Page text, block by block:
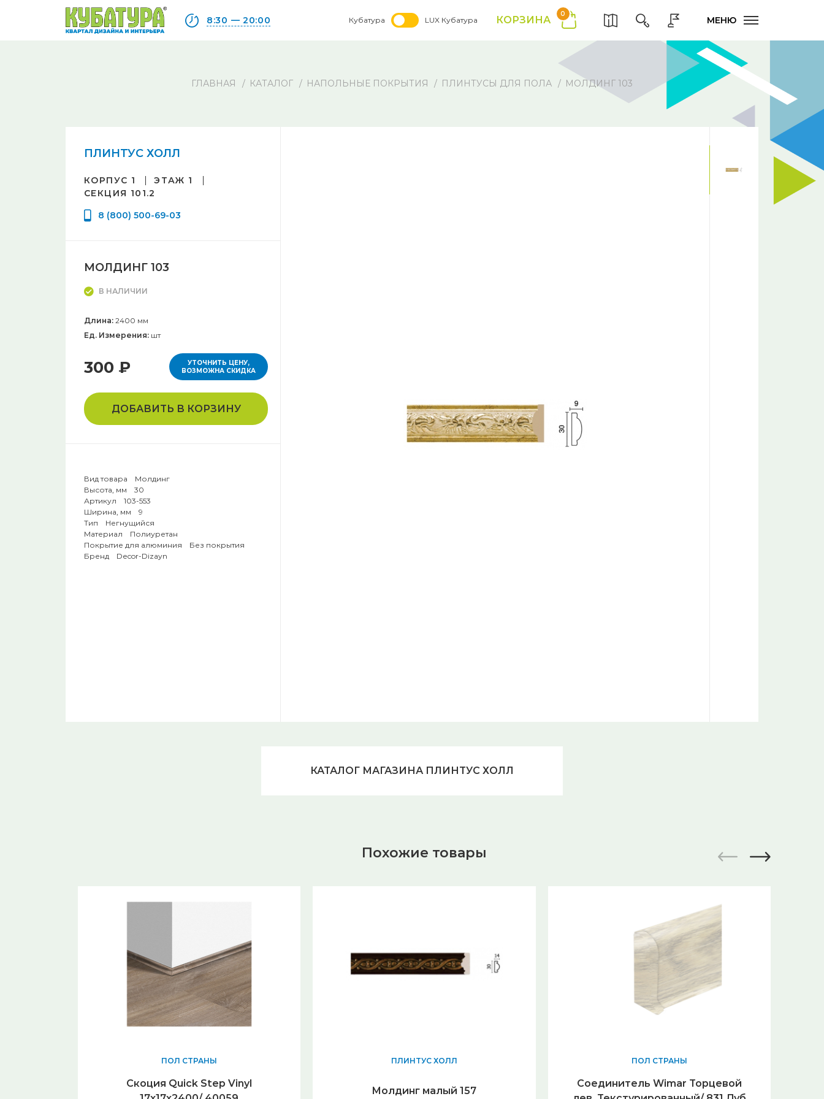
8:30 — 20:00 Кубатура LUX Кубатура КОРЗИНА
0
МЕНЮ
ГЛАВНАЯ КАТАЛОГ НАПОЛЬНЫЕ ПОКРЫТИЯ ПЛИНТУСЫ ДЛЯ ПОЛА МОЛДИНГ 103
ПЛИНТУС ХОЛЛ
КОРПУС 1
ЭТАЖ 1
СЕКЦИЯ 101.2
8 (800) 500-69-03
МОЛДИНГ 103
В НАЛИЧИИ
Длина: 2400 мм
Ед. Измерения: шт
300 ₽
УТОЧНИТЬ ЦЕНУ,
ВОЗМОЖНА СКИДКА
ДОБАВИТЬ В КОРЗИНУ
Вид товара Молдинг
Высота, мм 30
Артикул 103-553
Ширина, мм 9
Тип Негнущийся
Материал Полиуретан
Покрытие для алюминия Без покрытия
Бренд Decor-Dizayn
КАТАЛОГ МАГАЗИНА ПЛИНТУС ХОЛЛ
Похожие товары
ПОЛ СТРАНЫ
Скоция Quick Step Vinyl
ПЛИНТУС ХОЛЛ
Молдинг малый 157
ПОЛ СТРАНЫ
Соединитель Wimar Торцевой